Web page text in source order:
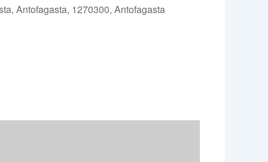
Antofagasta, 1270300, Antofagasta